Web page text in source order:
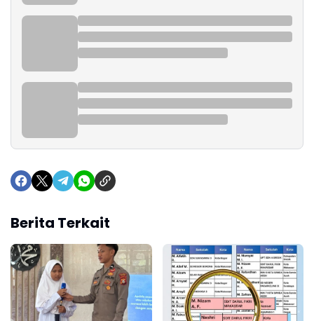
Berita Terkait